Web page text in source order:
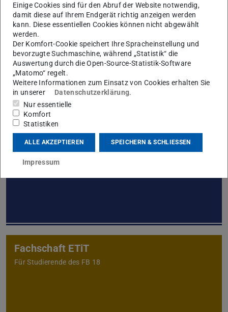
Tools
(für Mitarbeitende)
Extern
FB ETiT
Wir sind Teil des Fachbereichs Elektrotechnik und
Fachschaft ETiT
Für Studierende des FB 18
Einige Cookies sind für den Abruf der Website notwendig,
damit diese auf Ihrem Endgerät richtig anzeigen werden
kann. Diese essentiellen Cookies können nicht abgewählt
werden.
Der Komfort-Cookie speichert Ihre Spracheinstellung und
bevorzugte Suchmaschine, während „Statistik“ die
Auswertung durch die Open-Source-Statistik-Software
„Matomo“ regelt.
Weitere Informationen zum Einsatz von Cookies erhalten Sie
in unserer
Datenschutzerklärung.
Nur essentielle
Komfort
Statistiken
ALLE AKZEPTIEREN SPEICHERN & SCHLIESSEN
Impressum